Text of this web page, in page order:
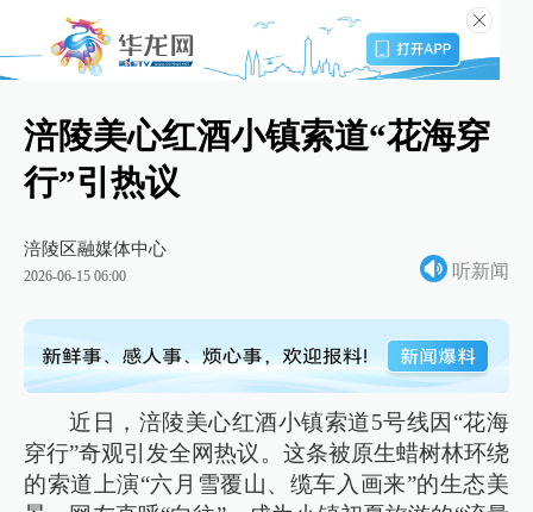
涪陵美心红酒小镇索道“花海穿
行”引热议
涪陵区融媒体中心
2026-06-15 06:00 听新闻
近日，涪陵美心红酒小镇索道5号线因“花海
穿行”奇观引发全网热议。这条被原生蜡树林环绕
的索道上演“六月雪覆山、缆车入画来”的生态美